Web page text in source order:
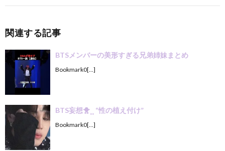
関連する記事
BTSメンバーの美形すぎる兄弟姉妹まとめ
Bookmark0[…]
BTS妄想🐥⸒⸒ “性の植え付け”
Bookmark0[…]